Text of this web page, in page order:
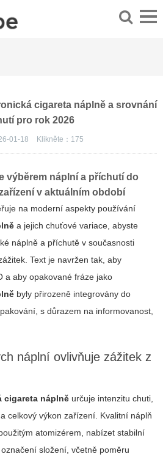
cigareta náplně a srovnání
pro rok 2026
01-18 Klikněte： 175
výběrem náplní a příchutí do
v aktuálním období
na moderní aspekty používání
a jejich chuťové variace, abyste
náplně a příchutě v současnosti
Text je navržen tak, aby
a aby opakované fráze jako
byly přirozeně integrovány do
s důrazem na informovanost,
náplní ovlivňuje zážitek z
cigareta náplně určuje intenzitu chuti,
celkový výkon zařízení. Kvalitní náplň
atomizérem, nabízet stabilní
složení, včetně poměru